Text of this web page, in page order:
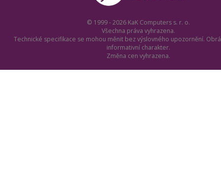
© 1999 - 2026 KaK Computers s. r. o.
Všechna práva vyhrazena.
Technické specifikace se mohou měnit bez výslovného upozornění.
informativní charakter.
Změna cen vyhrazena.